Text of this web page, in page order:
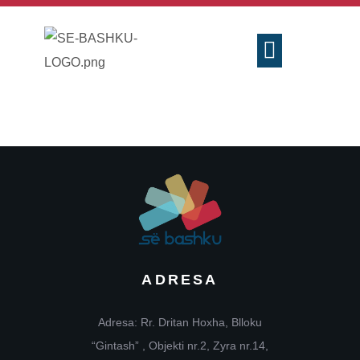
ADRESA
Adresa: Rr. Dritan Hoxha, Blloku
“Gintash” , Objekti nr.2, Zyra nr.14,
Add Impact to